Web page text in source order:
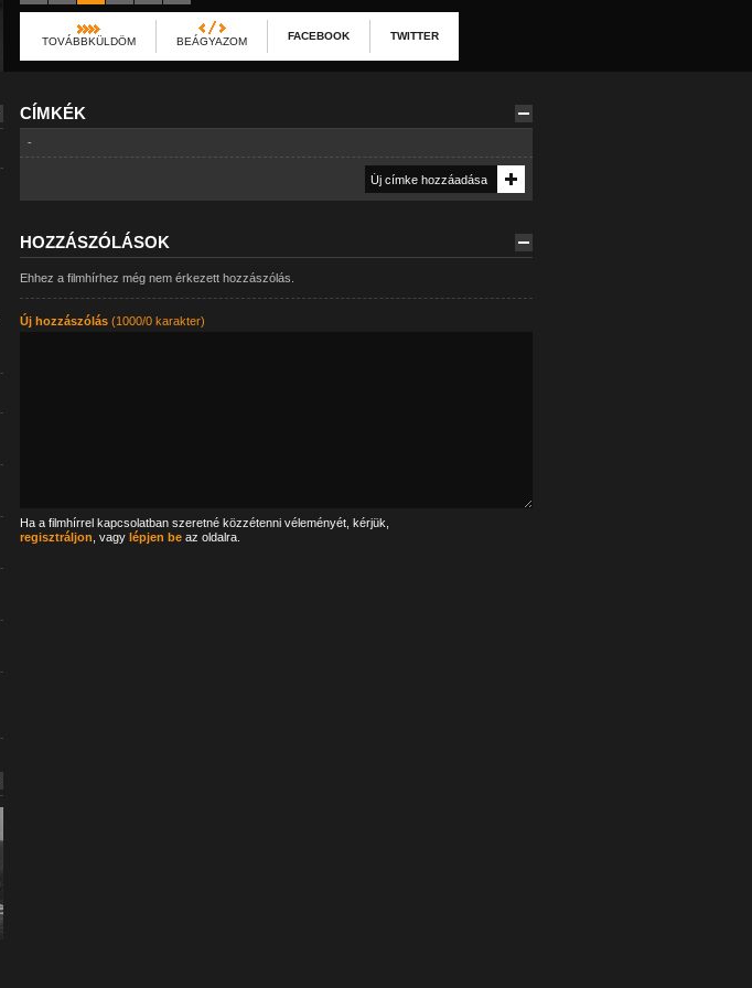
TOVÁBBKÜLDÖM BEÁGYAZOM FACEBOOK TWITTER
CÍMKÉK
-
HOZZÁSZÓLÁSOK
Ehhez a filmhírhez még nem érkezett hozzászólás.
Új hozzászólás(1000/0 karakter)
Ha a filmhírrel kapcsolatban szeretné közzétenni véleményét, kérjük,
regisztráljon , vagy lépjen beaz oldalra.